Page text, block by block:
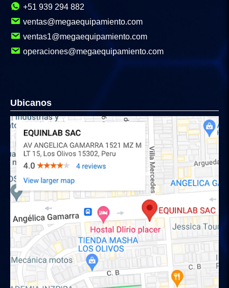
+51 939 294 882
ventas@megaequipamiento.com
ventas1@megaequipamiento.com
operaciones@megaequipamiento.com
Ubicanos